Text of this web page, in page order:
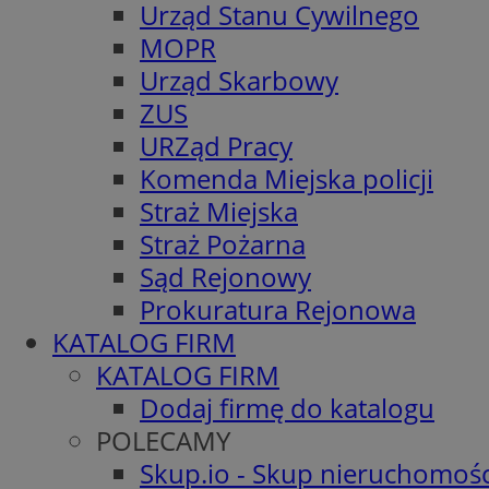
Urząd Stanu Cywilnego
MOPR
Urząd Skarbowy
ZUS
URZąd Pracy
Komenda Miejska policji
Straż Miejska
Straż Pożarna
Sąd Rejonowy
Prokuratura Rejonowa
KATALOG FIRM
KATALOG FIRM
Dodaj firmę do katalogu
POLECAMY
Skup.io - Skup